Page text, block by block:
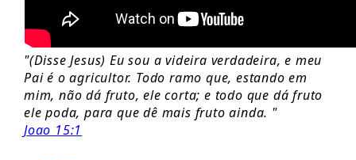
"(Disse Jesus) Eu sou a videira verdadeira, e meu
Pai é o agricultor. Todo ramo que, estando em
mim, não dá fruto, ele corta; e todo que dá fruto
ele poda, para que dê mais fruto ainda. "
Joao 15:1